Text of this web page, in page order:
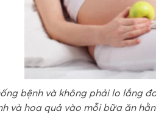
bệnh và không phải lo lắng
và hoa quả vào mỗi bữa ăn